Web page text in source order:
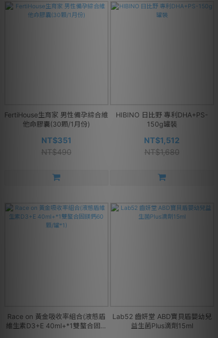
FertiHouse生育家 男性備孕綜合維
他命膠囊(30顆/1月份)
NT$351
NT$490
HIBINO 日比野 專利DHA+PS-
150g罐裝
NT$1,512
NT$1,680
Race on 黃金吸收率組合(液態盾
維生素D3+E 40ml+*1雙螯合固鎂
Lab52 齒妍堂 ABD寶貝盾嬰幼兒
益生菌Plus滴劑15ml